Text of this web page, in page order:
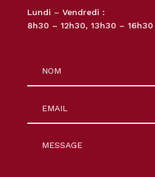
Lundi – Vendredi :
8h30 – 12h30, 13h30 – 16h30